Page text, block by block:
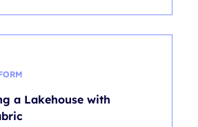
a Lakehouse with